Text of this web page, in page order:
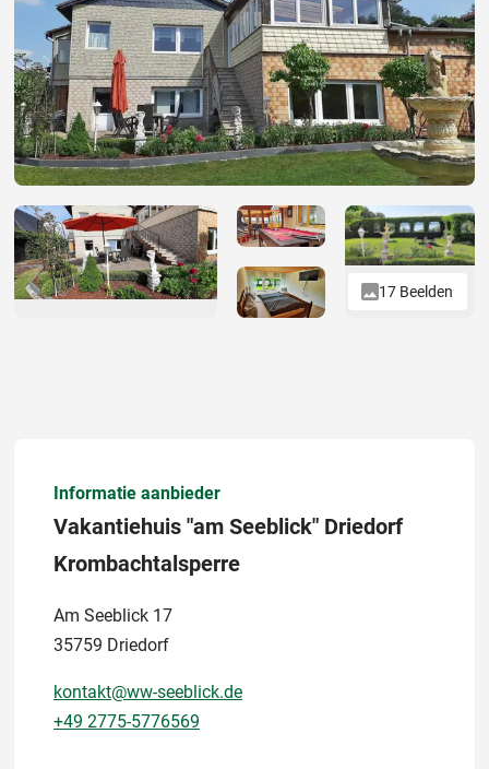
17 Beelden
Informatie aanbieder
Vakantiehuis "am Seeblick" Driedorf
Krombachtalsperre
Am Seeblick 17
35759 Driedorf
kontakt@ww-seeblick.de
+49 2775-5776569